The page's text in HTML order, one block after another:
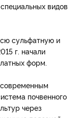
видов
сульфатную и
г. начали
форм.
почвенного
через